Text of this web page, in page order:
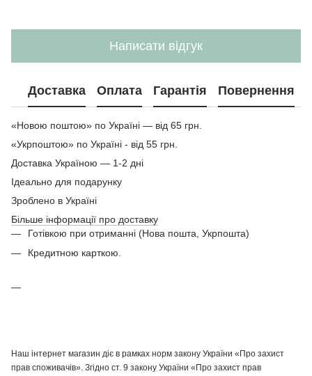
Написати відгук
Доставка Оплата Гарантія Повернення
«Новою поштою» по Україні — від 65 грн.
«Укрпоштою» по Україні - від 55 грн.
Доставка Україною — 1-2 дні
Ідеально для подарунку
Зроблено в Україні
Більше інформації про доставку
Готівкою при отриманні (Нова пошта, Укрпошта)
Кредитною карткою.
Наш інтернет магазин діє в рамках норм закону України «Про захист
прав споживачів». Згідно ст. 9 закону України «Про захист прав